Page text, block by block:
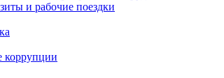
и рабочие поездки
коррупции